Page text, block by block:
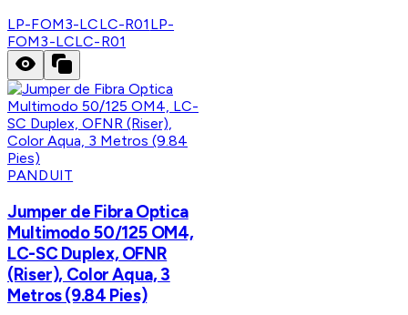
LP-FOM3-LCLC-R01 LP-
FOM3-LCLC-R01
PANDUIT
Jumper de Fibra Optica
Multimodo 50/125 OM4,
LC-SC Duplex, OFNR
(Riser), Color Aqua, 3
Metros (9.84 Pies)